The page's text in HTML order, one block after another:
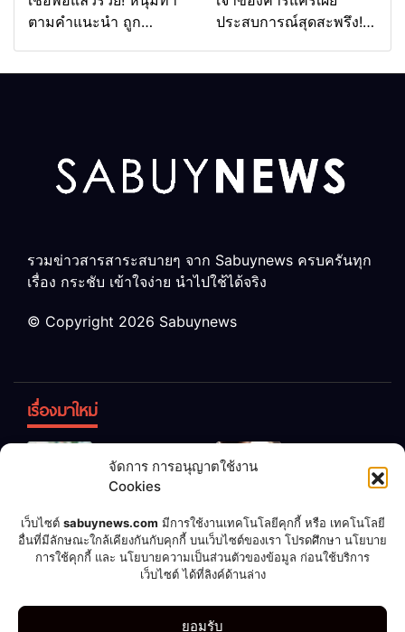
จัดการ การอนุญาตใช้งาน
Cookies
เว็บไซต์ sabuynews.com มีการใช้งานเทคโนโลยีคุกกี้ หรือ เทคโนโลยี
อื่นที่มีลักษณะใกล้เคียงกันกับคุกกี้ บนเว็บไซต์ของเรา โปรดศึกษา นโยบาย
การใช้คุกกี้ และ นโยบายความเป็นส่วนตัวของข้อมูล ก่อนใช้บริการ
เว็บไซต์ ได้ที่ลิงค์ด้านล่าง
ยอมรับ
ตามคำแนะนำ ถูก
ประสบการณ์สุดสะพรึง!
รวมข่าวสารสาระสบายๆ จาก Sabuynews ครบครันทุก
เรื่อง กระชับ เข้าใจง่าย นำไปใช้ได้จริง
© Copyright 2026 Sabuynews
เรื่องมาใหม่
ทิ้ง! เปลี่ยน
เป็น “ปุ๋ย
จุลินทรีย์”
บำรุงพืช ง่าย
นิดเดียว
หญิง 12 ขวบ
แต่งงานกับ
ชายวัย 70
เชื่อพ่อแล้ว
รวย! หนุ่มทำ
ตามคำ
แนะนำ ถูก
ลอตเตอรี่
เจ้าของคาร์
แคร์เผย
ประสบการณ์
รับล้างรถเก็บ
บอลโลก 2022